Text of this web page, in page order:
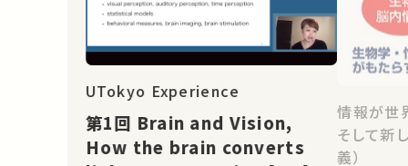
UTokyo Experience
第1回 Brain and Vision,
How the brain converts
情報が世
そして新
義）